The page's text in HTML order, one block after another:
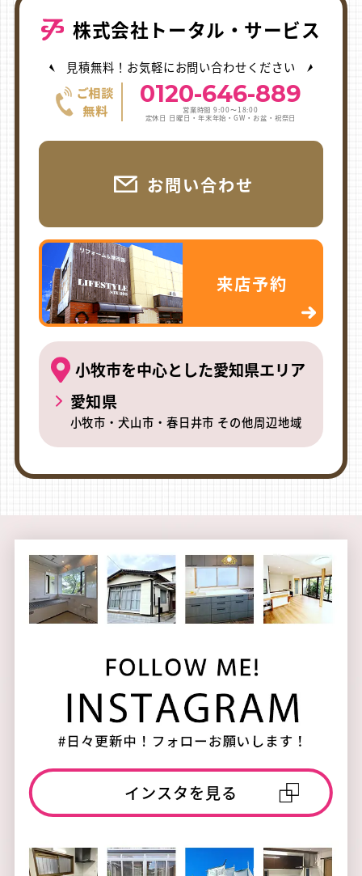
株式会社トータル・サービス
見積無料！お気軽にお問い合わせください
0120-646-889
営業時間 9:00〜18:00
定休日 日曜日・年末年始・GW・お盆・祝祭日
お問い合わせ
来店予約
小牧市を中心とした愛知県エリア
愛知県
小牧市・犬山市・春日井市 その他周辺地域
インスタを見る